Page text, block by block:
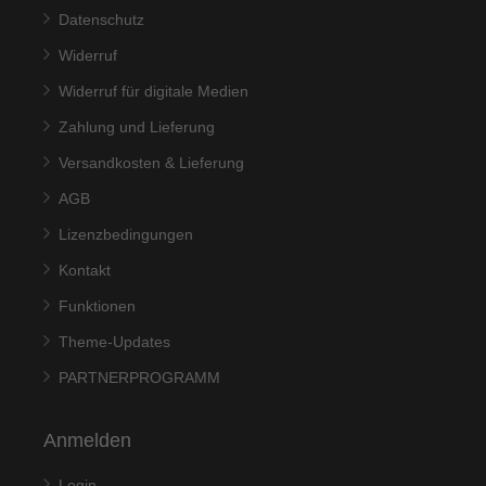
Datenschutz
Widerruf
Widerruf für digitale Medien
Zahlung und Lieferung
Versandkosten & Lieferung
AGB
Lizenzbedingungen
Kontakt
Funktionen
Theme-Updates
PARTNERPROGRAMM
Anmelden
erforderlich.
Externe Medien (8)
Inhalte von Videoplattformen und Social-Media-Plattformen
werden standardmäßig blockiert. Wenn Cookies von
diese Inhalte keiner manuellen Einwilligung mehr.